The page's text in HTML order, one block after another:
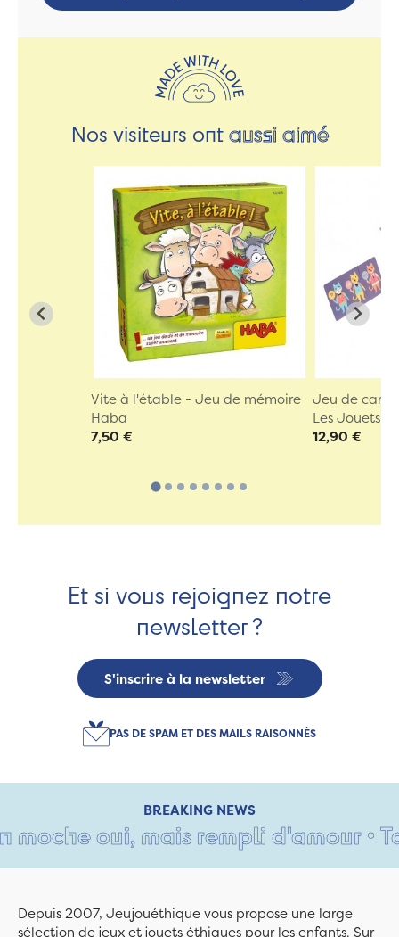
Nos visiteurs ontaussi aimé
Vite à l'étable - Jeu de mémoire
Haba
7,50 €
Jeu de
Les Jouets
12,90 €
Et si vous rejoignez notre
newsletter ?
S'inscrire à la newsletter
PAS DE SPAM ET DES MAILS RAISONNÉS
BREAKING NEWS
oui, mais rempli d'amour •
Depuis 2007, Jeujouéthique vous propose une large
sélection de jeux et jouets éthiques pour les enfants. Sur